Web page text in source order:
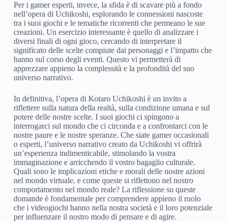
Per i gamer esperti, invece, la sfida è di scavare più a fondo
nell’opera di Uchikoshi, esplorando le connessioni nascoste
tra i suoi giochi e le tematiche ricorrenti che permeano le sue
creazioni. Un esercizio interessante è quello di analizzare i
diversi finali di ogni gioco, cercando di interpretare il
significato delle scelte compiute dai personaggi e l’impatto che
hanno sul corso degli eventi. Questo vi permetterà di
apprezzare appieno la complessità e la profondità del suo
universo narrativo.
In definitiva, l’opera di Kotaro Uchikoshi è un invito a
riflettere sulla natura della realtà, sulla condizione umana e sul
potere delle nostre scelte. I suoi giochi ci spingono a
interrogarci sul mondo che ci circonda e a confrontarci con le
nostre paure e le nostre speranze. Che siate gamer occasionali
o esperti, l’universo narrativo creato da Uchikoshi vi offrirà
un’esperienza indimenticabile, stimolando la vostra
immaginazione e arricchendo il vostro bagaglio culturale.
Quali sono le implicazioni etiche e morali delle nostre azioni
nel mondo virtuale, e come queste si riflettono nel nostro
comportamento nel mondo reale? La riflessione su queste
domande è fondamentale per comprendere appieno il ruolo
che i videogiochi hanno nella nostra società e il loro potenziale
per influenzare il nostro modo di pensare e di agire.